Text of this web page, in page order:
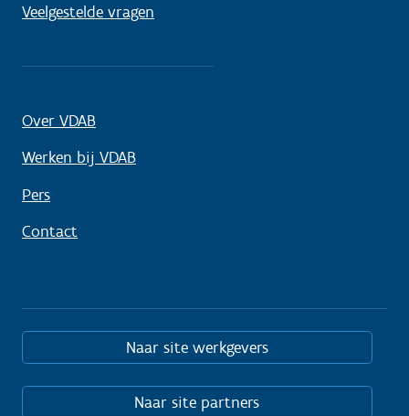
Veelgestelde vragen
Over VDAB
Werken bij VDAB
Pers
Contact
Naar site werkgevers
Naar site partners